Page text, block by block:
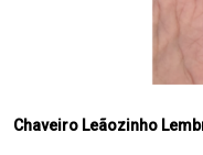
Chaveiro Leãozinho